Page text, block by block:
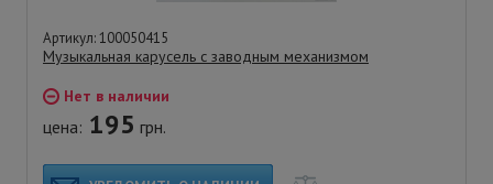
Артикул: 100050415
Музыкальная карусель с заводным механизмом
Нет в наличии
цена: 195 грн.